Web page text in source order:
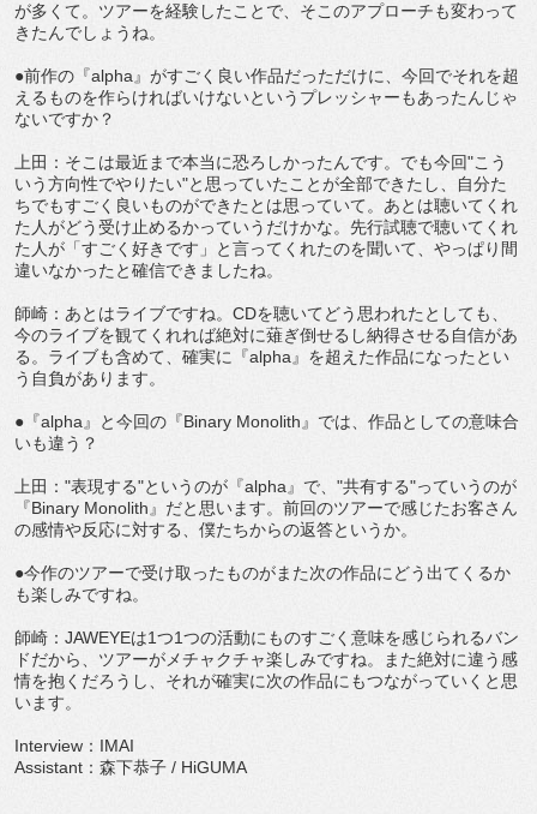
が多くて。ツアーを経験したことで、そこのアプローチも変わって
きたんでしょうね。
●前作の『alpha』がすごく良い作品だっただけに、今回でそれを超
えるものを作らければいけないというプレッシャーもあったんじゃ
ないですか？
上田：そこは最近まで本当に恐ろしかったんです。でも今回"こう
いう方向性でやりたい"と思っていたことが全部できたし、自分た
ちでもすごく良いものができたとは思っていて。あとは聴いてくれ
た人がどう受け止めるかっていうだけかな。先行試聴で聴いてくれ
た人が「すごく好きです」と言ってくれたのを聞いて、やっぱり間
違いなかったと確信できましたね。
師崎：あとはライブですね。CDを聴いてどう思われたとしても、
今のライブを観てくれれば絶対に薙ぎ倒せるし納得させる自信があ
る。ライブも含めて、確実に『alpha』を超えた作品になったとい
う自負があります。
●『alpha』と今回の『Binary Monolith』では、作品としての意味合
いも違う？
上田："表現する"というのが『alpha』で、"共有する"っていうのが
『Binary Monolith』だと思います。前回のツアーで感じたお客さん
の感情や反応に対する、僕たちからの返答というか。
●今作のツアーで受け取ったものがまた次の作品にどう出てくるか
も楽しみですね。
師崎：JAWEYEは1つ1つの活動にものすごく意味を感じられるバン
ドだから、ツアーがメチャクチャ楽しみですね。また絶対に違う感
情を抱くだろうし、それが確実に次の作品にもつながっていくと思
います。
Interview：IMAI
Assistant：森下恭子 / HiGUMA